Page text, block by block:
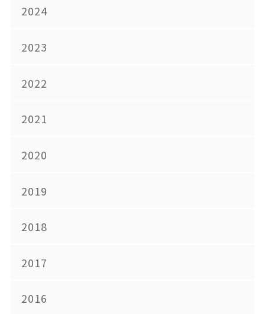
2024
2023
2022
2021
2020
2019
2018
2017
2016